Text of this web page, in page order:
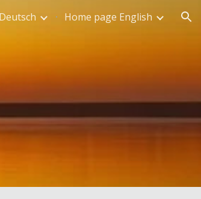
Home page English